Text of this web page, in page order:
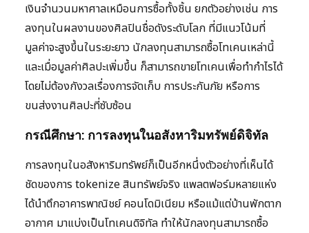
เงินจำนวนมหาศาลเหมือนการซื้อทั้งชิ้น ยกตัวอย่างเช่น การ
ลงทุนในผลงานของศิลปินชื่อดังระดับโลก ที่มีแนวโน้มที่
มูลค่าจะสูงขึ้นในระยะยาว นักลงทุนสามารถซื้อโทเคนเหล่านี้
และเมื่อมูลค่าศิลปะเพิ่มขึ้น ก็สามารถขายโทเคนเพื่อทำกำไรได้
โดยไม่ต้องกังวลเรื่องการจัดเก็บ การประกันภัย หรือการ
ขนส่งงานศิลปะที่ซับซ้อน
กรณีศึกษา: การลงทุนในอสังหาริมทรัพย์ดิจิทัล
การลงทุนในอสังหาริมทรัพย์ก็เป็นอีกหนึ่งตัวอย่างที่เห็นได้
ชัดของการ tokenize สินทรัพย์จริง แพลตฟอร์มหลายแห่ง
ได้นำตึกอาคารพาณิชย์ คอนโดมิเนียม หรือแม้แต่บ้านพักตาก
อากาศ มาแบ่งเป็นโทเคนดิจิทัล ทำให้นักลงทุนสามารถซื้อ